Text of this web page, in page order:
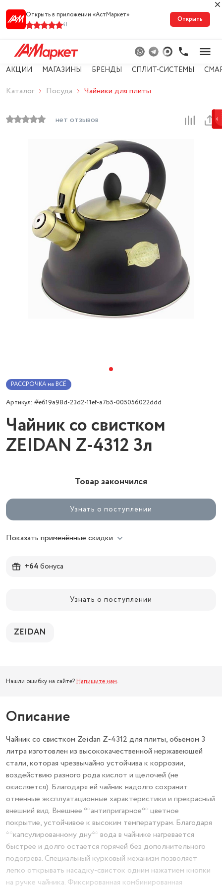
Открыть в приложении «АстМарке‪т‬»
41
Открыть
АКЦИИ МАГАЗИНЫ БРЕНДЫ СПЛИТ-СИСТЕМЫ
Каталог Посуда Чайники для плиты
нет отзывов
РАССРОЧКА на ВСЁ
Артикул: #e619a98d-23d2-11ef-a7b5-005056022ddd
Чайник со свистком
ZEIDAN Z-4312 3л
Товар закончился
Узнать о поступлении
Показать применённые скидки
+64бонуса
Узнать о поступлении
ZEIDAN
Нашли ошибку на сайте? Напишите нам.
Описание
Чайник со свистком Zeidan Z-4312 для плиты, обьемом 3
литра изготовлен из высококачественной нержавеющей
стали, которая чрезвычайно устойчива к коррозии,
воздействию разного рода кислот и щелочей (не
окисляется). Благодаря ей чайник надолго сохранит
отменные эксплуатационные характеристики и прекрасный
внешний вид. Внешнее **антипригарное** цветное
покрытие, устойчивое к высоким температурам. Благодаря
**капсулированному дну** вода в чайнике нагревается
быстрее и долго остается горячей без дополнительного
подогрева. Специальный курковый механизм позволяет
легко открывать насадку-свисток одним нажатием кнопки
на ручке чайника. Фиксированная комбинированная